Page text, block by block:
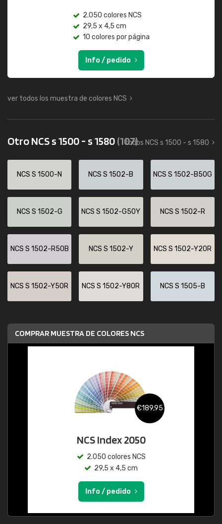
2.050 colores NCS
29,5 x 4,5 cm
10 colores por página
Info / pedido
ver todos los muestra de colores NCS
Otro NCS s 1500 - s 1580(107)
todos NCS s 1500 - s 1580
NCS S 1500-N NCS S 1502-B NCS S 1502-B50G
NCS S 1502-G NCS S 1502-G50Y NCS S 1502-R
NCS S 1502-R50B NCS S 1502-Y NCS S 1502-Y20R
NCS S 1502-Y50R NCS S 1502-Y80R NCS S 1505-B
COMPRAR MUESTRA DE COLORES NCS
€189,95
NCS Index 2050
2.050 colores NCS
29,5 x 4,5 cm
Info / pedido